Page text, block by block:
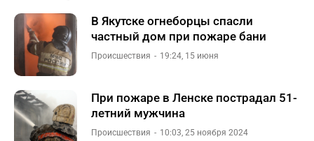
В Якутске огнеборцы спасли
частный дом при пожаре бани
Происшествия 19:24, 15 июня
При пожаре в Ленске пострадал 51-
летний мужчина
Происшествия 10:03, 25 ноября 2024